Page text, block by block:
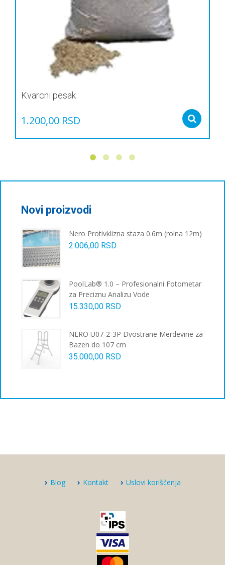
Kvarcni pesak
1.200,00 RSD
бити
изабране
на
страници
производа.
Novi proizvodi
Nero Protivklizna staza 0.6m (rolna 12m)
2.006,00 RSD
PoolLab® 1.0 – Profesionalni Fotometar
za Preciznu Analizu Vode
15.330,00 RSD
NERO U07-2-3P Dvostrane Merdevine za
Bazen do 107 cm
35.000,00 RSD
Blog Kontakt Uslovi korišćenja